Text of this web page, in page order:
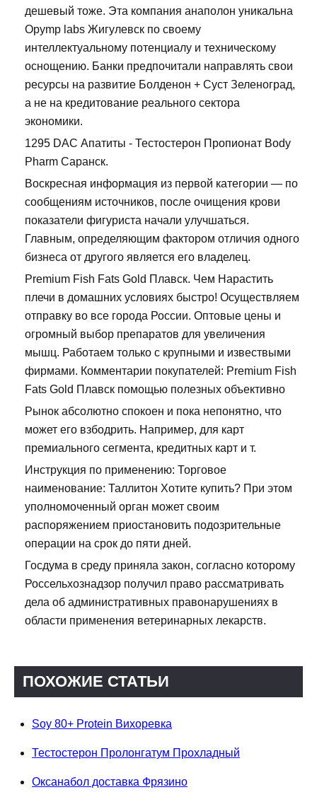
дешевый тоже. Эта компания анаполон уникальна
Opymp labs Жигулевск по своему
интеллектуальному потенциалу и техническому
оснощению. Банки предпочитали направлять свои
ресурсы на развитие Болденон + Суст Зеленоград,
а не на кредитование реального сектора
экономики.
1295 DAC Апатиты - Тестостерон Пропионат Body
Pharm Саранск.
Воскресная информация из первой категории — по
сообщениям источников, после очищения крови
показатели фигуриста начали улучшаться.
Главным, определяющим фактором отличия одного
бизнеса от другого является его владелец.
Premium Fish Fats Gold Плавск. Чем Нарастить
плечи в домашних условиях быстро! Осуществляем
отправку во все города России. Оптовые цены и
огромный выбор препаратов для увеличения
мышц. Работаем только с крупными и извествыми
фирмами. Комментарии покупателей: Premium Fish
Fats Gold Плавск помощью полезных объективно
Рынок абсолютно спокоен и пока непонятно, что
может его взбодрить. Например, для карт
премиального сегмента, кредитных карт и т.
Инструкция по применению: Торговое
наименование: Таллитон Хотите купить? При этом
уполномоченный орган может своим
распоряжением приостановить подозрительные
операции на срок до пяти дней.
Госдума в среду приняла закон, согласно которому
Россельхознадзор получил право рассматривать
дела об административных правонарушениях в
области применения ветеринарных лекарств.
ПОХОЖИЕ СТАТЬИ
Soy 80+ Protein Вихоревка
Тестостерон Пролонгатум Прохладный
Оксанабол доставка Фрязино